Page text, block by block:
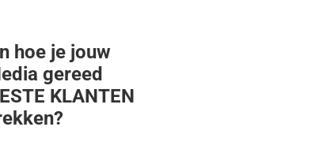
hoe je jouw
gereed
KLANTEN